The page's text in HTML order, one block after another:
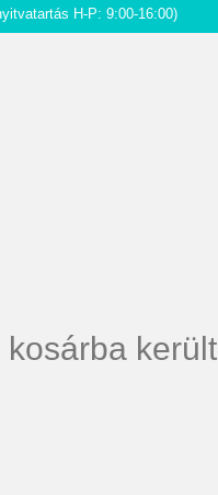
H-P: 9:00-16:00)
került